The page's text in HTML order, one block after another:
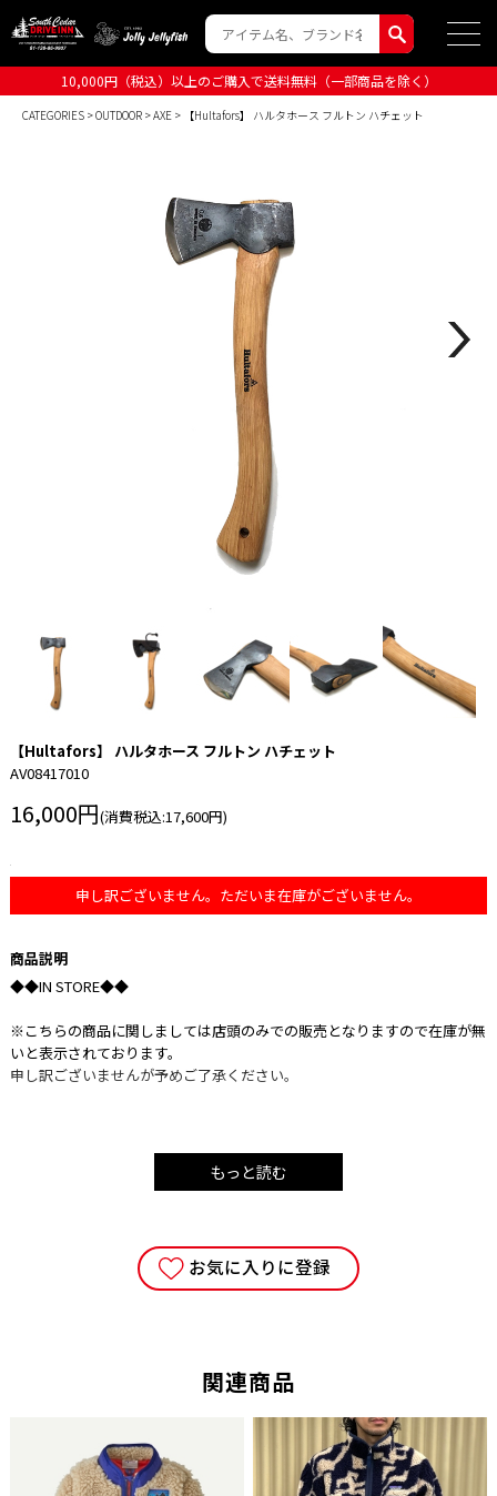
10,000円（税込）以上のご購入で送料無料（一部商品を除く）
CATEGORIES >OUTDOOR >AXE > 【Hultafors】 ハルタホース フルトン ハチェット
【Hultafors】 ハルタホース フルトン ハチェット
AV08417010
16,000円(消費税込:17,600円)
申し訳ございません。ただいま在庫がございません。
商品説明
◆◆IN STORE◆◆
※こちらの商品に関しましては店頭のみでの販売となりますので在庫が無
いと表示されております。
申し訳ございませんが予めご了承ください。
古典的なトレッキング ハチェットは藪漕ぎをするときやキャンプファイ
ヤーで行う作業などアウトドア役立ちます。
多目的に使え軽量なため、このアックスははベストセラーになっていま
・スウェーデン製
もっと読む
お気に入りに登録
関連商品